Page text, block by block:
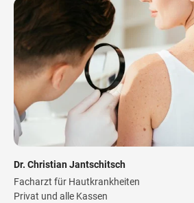
Dr. Christian Jantschitsch
Facharzt für Hautkrankheiten
Privat und alle Kassen